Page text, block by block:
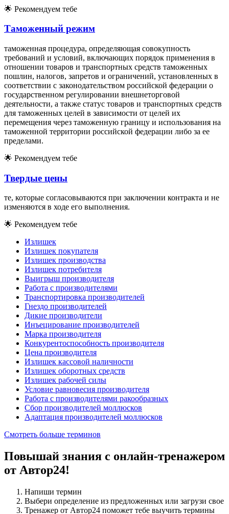
🌟 Рекомендуем тебе
Таможенный режим
таможенная процедура, определяющая совокупность
требований и условий, включающих порядок применения в
отношении товаров и транспортных средств таможенных
пошлин, налогов, запретов и ограничений, установленных в
соответствии с законодательством российской федерации о
государственном регулировании внешнеторговой
деятельности, а также статус товаров и транспортных средств
для таможенных целей в зависимости от целей их
перемещения через таможенную границу и использования на
таможенной территории российской федерации либо за ее
пределами.
🌟 Рекомендуем тебе
Твердые цены
те, которые согласовываются при заключении контракта и не
изменяются в ходе его выполнения.
🌟 Рекомендуем тебе
Излишек
Излишек покупателя
Излишек производства
Излишек потребителя
Выигрыш производителя
Работа с производителями
Транспортировка производителей
Гнездо производителей
Дикие производители
Инъецирование производителей
Марка производителя
Конкурентоспособность производителя
Цена производителя
Излишек кассовой наличности
Излишек оборотных средств
Излишек рабочей силы
Условие равновесия производителя
Работа с производителями ракообразных
Сбор производителей моллюсков
Адаптация производителей моллюсков
Смотреть больше терминов
Повышай знания с онлайн-тренажером
от Автор24!
Напиши термин
Выбери определение из предложенных или загрузи свое
Тренажер от Автор24 поможет тебе выучить термины